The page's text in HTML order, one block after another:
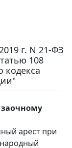
г. N 21-ФЗ
108
кодекса
арест при